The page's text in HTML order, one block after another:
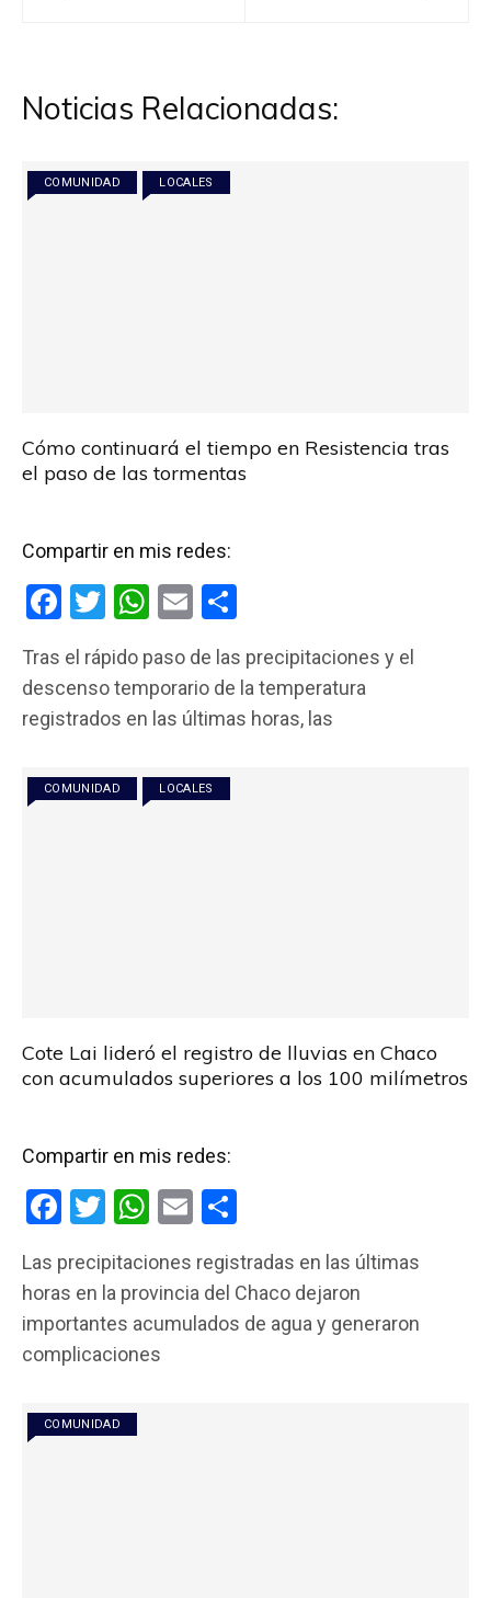
Noticias Relacionadas:
COMUNIDAD LOCALES
Cómo continuará el tiempo en Resistencia tras
el paso de las tormentas
Compartir en mis redes:
F
ce
b
o
k
T
tt
er
W
at
s
p
p
E
ail m
p
Tras el rápido paso de las precipitaciones y el
descenso temporario de la temperatura
registrados en las últimas horas, las
COMUNIDAD LOCALES
Cote Lai lideró el registro de lluvias en Chaco
con acumulados superiores a los 100 milímetros
Compartir en mis redes:
F
ce
b
o
k
T
tt
er
W
at
s
A
E
ail m
p
Las precipitaciones registradas en las últimas
horas en la provincia del Chaco dejaron
importantes acumulados de agua y generaron
complicaciones
COMUNIDAD